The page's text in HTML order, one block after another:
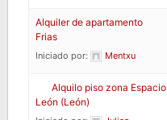
Alquiler de apartamento
Frias
Iniciado por: Mentxu
Alquilo piso zona Espacio
León (León)